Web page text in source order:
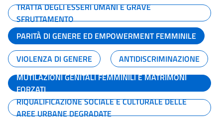
TRATTA DEGLI ESSERI UMANI E GRAVE
SFRUTTAMENTO
PARITÀ DI GENERE ED EMPOWERMENT FEMMINILE
VIOLENZA DI GENERE
ANTIDISCRIMINAZIONE
MUTILAZIONI GENITALI FEMMINILI E MATRIMONI
FORZATI
RIQUALIFICAZIONE SOCIALE E CULTURALE DELLE
AREE URBANE DEGRADATE